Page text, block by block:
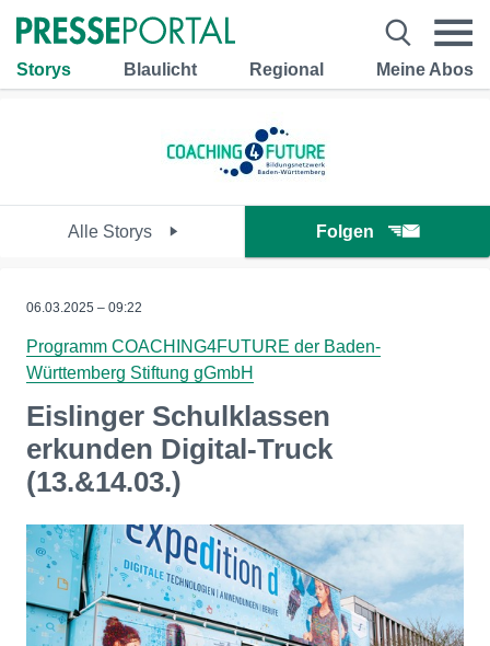
Storys Blaulicht Regional Meine Abos
Alle Storys Folgen
06.03.2025 – 09:22
Programm COACHING4FUTURE der Baden-
Württemberg Stiftung gGmbH
Eislinger Schulklassen
erkunden Digital-Truck
(13.&14.03.)